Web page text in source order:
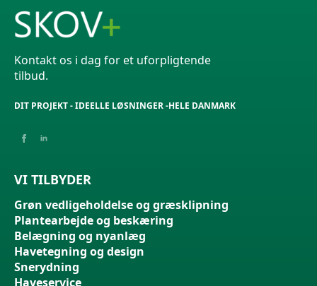
Kontakt os i dag for et uforpligtende
tilbud.
DIT PROJEKT - IDEELLE LØSNINGER -HELE DANMARK
VI TILBYDER
Grøn vedligeholdelse og græsklipning
Plantearbejde og beskæring
Belægning og nyanlæg
Havetegning og design
Snerydning
Haveservice